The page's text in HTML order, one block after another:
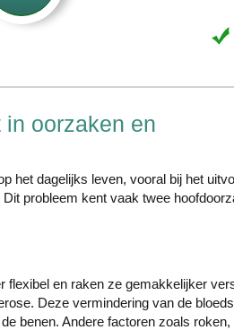
oorzaken en
het dagelijks leven, vooral bij het
probleem kent vaak twee
flexibel en raken ze gemakkelijker
Deze vermindering van de
benen. Andere factoren zoals roken,